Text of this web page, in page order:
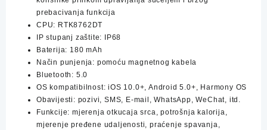
prebacivanja funkcija
CPU: RTK8762DT
IP stupanj zaštite: IP68
Baterija: 180 mAh
Način punjenja: pomoću magnetnog kabela
Bluetooth: 5.0
OS kompatibilnost: iOS 10.0+, Android 5.0+, Harmony OS
Obavijesti: pozivi, SMS, E-mail, WhatsApp, WeChat, itd.
Funkcije: mjerenja otkucaja srca, potrošnja kalorija,
mjerenje pređene udaljenosti, praćenje spavanja,